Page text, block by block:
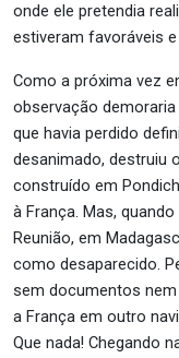
onde ele pretendia
estiveram favoráveis
Como a próxima vez
observação
que havia perdido
desanimado, destruiu
construído em
à França. Mas,
Reunião, em
como desaparecido.
sem documentos
a França em outro
Que nada! Chegando